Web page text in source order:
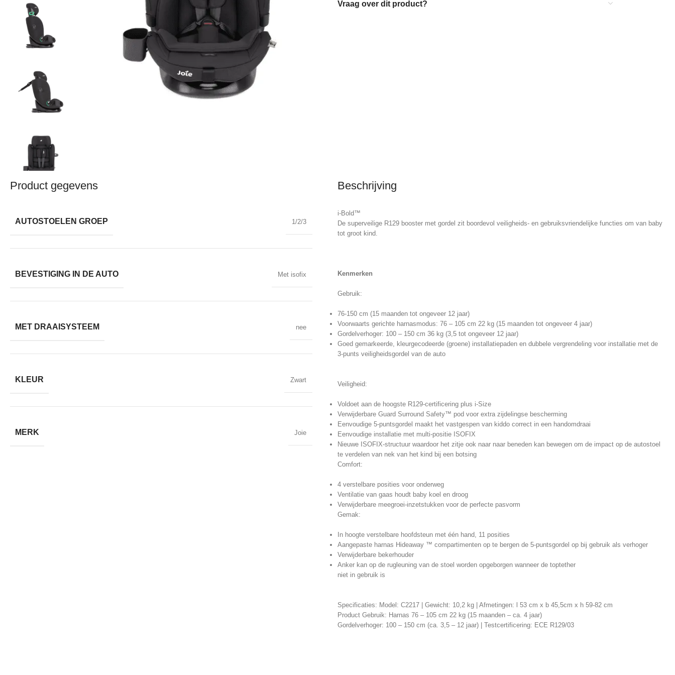
Vraag over dit product?
Product gegevens
AUTOSTOELEN GROEP 1/2/3
BEVESTIGING IN DE AUTO Met isofix
MET DRAAISYSTEEM nee
KLEUR Zwart
MERK Joie
Beschrijving
i-Bold™
De superveilige R129 booster met gordel zit boordevol veiligheids- en gebruiksvriendelijke functies om van baby
tot groot kind.
Kenmerken
Gebruik:
76-150 cm (15 maanden tot ongeveer 12 jaar)
Voorwaarts gerichte harnasmodus: 76 – 105 cm 22 kg (15 maanden tot ongeveer 4 jaar)
Gordelverhoger: 100 – 150 cm 36 kg (3,5 tot ongeveer 12 jaar)
Goed gemarkeerde, kleurgecodeerde (groene) installatiepaden en dubbele vergrendeling voor installatie met de
3-punts veiligheidsgordel van de auto
Veiligheid:
Voldoet aan de hoogste R129-certificering plus i-Size
Verwijderbare Guard Surround Safety™ pod voor extra zijdelingse bescherming
Eenvoudige 5-puntsgordel maakt het vastgespen van kiddo correct in een handomdraai
Eenvoudige installatie met multi-positie ISOFIX
Nieuwe ISOFIX-structuur waardoor het zitje ook naar naar beneden kan bewegen om de impact op de autostoel
te verdelen van nek van het kind bij een botsing
Comfort:
4 verstelbare posities voor onderweg
Ventilatie van gaas houdt baby koel en droog
Verwijderbare meegroei-inzetstukken voor de perfecte pasvorm
Gemak:
In hoogte verstelbare hoofdsteun met één hand, 11 posities
Aangepaste harnas Hideaway ™ compartimenten op te bergen de 5-puntsgordel op bij gebruik als verhoger
Verwijderbare bekerhouder
Anker kan op de rugleuning van de stoel worden opgeborgen wanneer de toptether
niet in gebruik is
Specificaties: Model: C2217 | Gewicht: 10,2 kg | Afmetingen: l 53 cm x b 45,5cm x h 59-82 cm
Product Gebruik: Harnas 76 – 105 cm 22 kg (15 maanden – ca. 4 jaar)
Gordelverhoger: 100 – 150 cm (ca. 3,5 – 12 jaar) | Testcertificering: ECE R129/03